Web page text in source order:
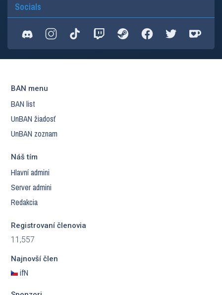
Socials
BAN menu
BAN list
UnBAN žiadosť
UnBAN zoznam
Náš tím
Hlavní admini
Server admini
Redakcia
Registrovaní členovia
11,557
Najnovší člen
ifN